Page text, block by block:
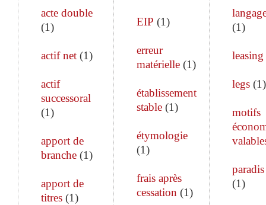
acte double
(1)
actif net (1)
actif
successoral
(1)
apport de
branche (1)
apport de
titres (1)
EIP (1)
erreur
matérielle(1)
établissement
stable(1)
étymologie
(1)
frais après
cessation (1)
(1)
leasing
legs(1)
motifs
(1)